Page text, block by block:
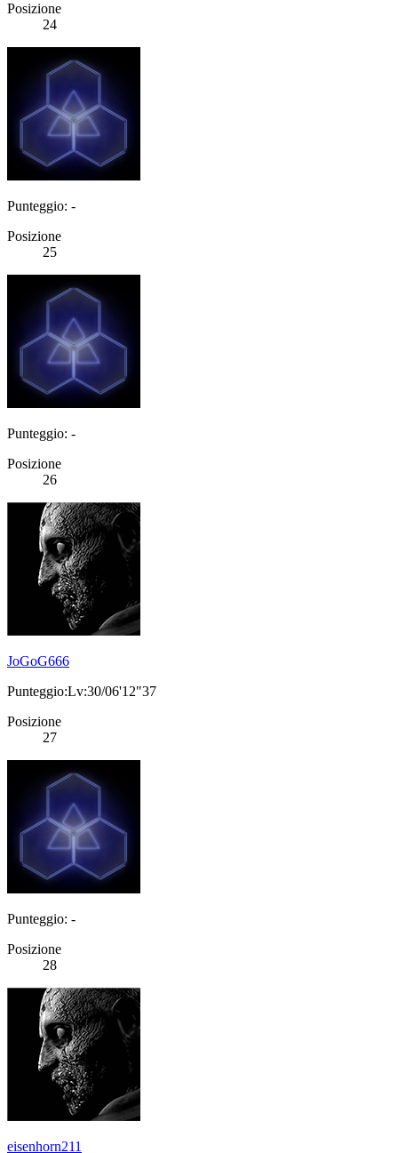
Posizione
24
Punteggio: -
Posizione
25
Punteggio: -
Posizione
26
JoGoG666
Punteggio:Lv:30/06'12"37
Posizione
27
Punteggio: -
Posizione
28
eisenhorn211